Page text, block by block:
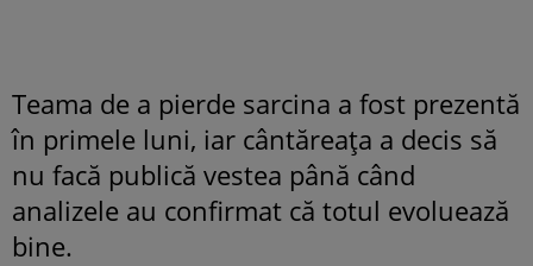
Teama de a pierde sarcina a fost prezentă
în primele luni, iar cântăreața a decis să
nu facă publică vestea până când
analizele au confirmat că totul evoluează
bine.